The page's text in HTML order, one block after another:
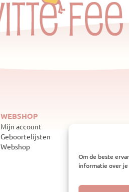
Om de beste
informatie over
WEBSHOP
Mijn account
Geboortelijsten
Webshop